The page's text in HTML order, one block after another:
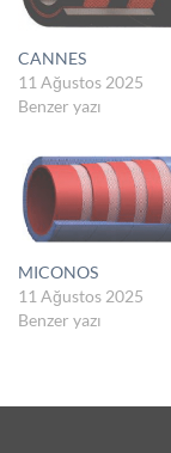
CANNES
11 Ağustos 2025
Benzer yazı
MICONOS
11 Ağustos 2025
Benzer yazı